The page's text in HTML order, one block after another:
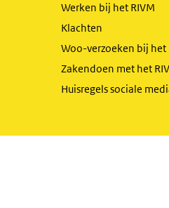
Werken bij het RIVM
Klachten
Woo-verzoeken bij het
Zakendoen met het
Huisregels sociale